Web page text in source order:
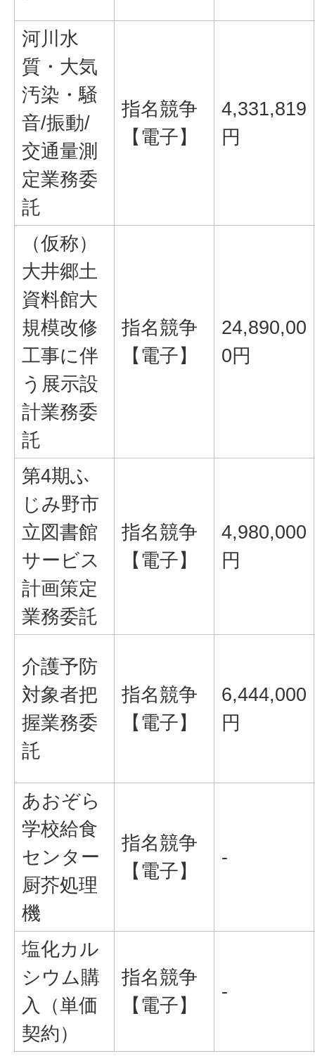
河川水
質・大気
汚染・騒
音/振動/
交通量測
定業務委
託
指名競争
【電子】
4,331,819
円
（仮称）
大井郷土
資料館大
規模改修
工事に伴
う展示設
計業務委
託
指名競争
【電子】
24,890,00
0円
第4期ふ
じみ野市
立図書館
サービス
計画策定
業務委託
指名競争
【電子】
4,980,000
円
介護予防
対象者把
握業務委
託
指名競争
【電子】
6,444,000
円
あおぞら
学校給食
センター
厨芥処理
機
指名競争
【電子】
-
塩化カル
シウム購
入（単価
契約）
指名競争
【電子】
-